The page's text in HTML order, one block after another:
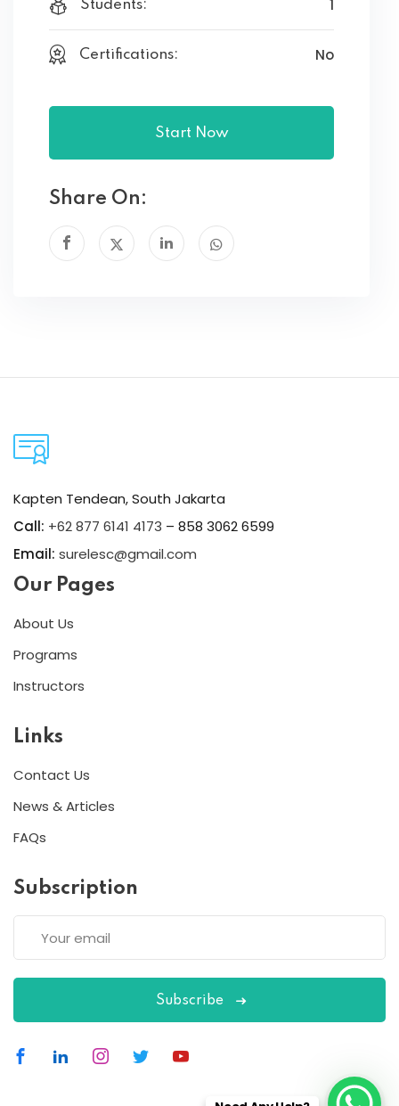
Students: 1
Certifications: No
Start Now
Share On:
Kapten Tendean, South Jakarta
Call: +62 877 6141 4173 – 858 3062 6599
Email: surelesc@gmail.com
Our Pages
About Us
Programs
Instructors
Links
Contact Us
News & Articles
FAQs
Subscription
Subscribe